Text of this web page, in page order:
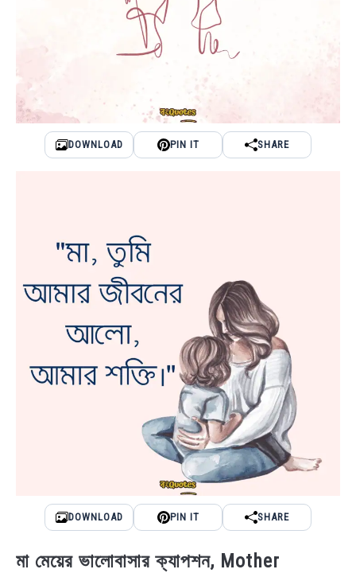
DOWNLOAD PIN IT SHARE
DOWNLOAD PIN IT SHARE
মা মেয়ের ভালোবাসার ক্যাপশন, Mother